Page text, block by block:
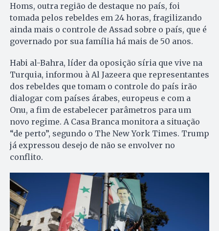
Homs, outra região de destaque no país, foi
tomada pelos rebeldes em 24 horas, fragilizando
ainda mais o controle de Assad sobre o país, que é
governado por sua família há mais de 50 anos.
Habi al-Bahra, líder da oposição síria que vive na
Turquia, informou à Al Jazeera que representantes
dos rebeldes que tomam o controle do país irão
dialogar com países árabes, europeus e com a
Onu, a fim de estabelecer parâmetros para um
novo regime. A Casa Branca monitora a situação
“de perto”, segundo o The New York Times. Trump
já expressou desejo de não se envolver no
conflito.